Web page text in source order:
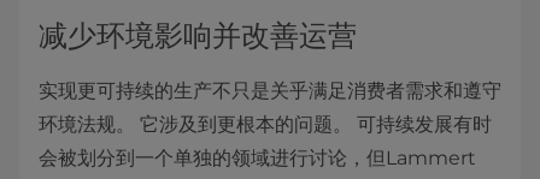
减少环境影响并改善运营
实现更可持续的生产不只是关乎满足消费者需求和遵守
环境法规。 它涉及到更根本的问题。 可持续发展有时
会被划分到一个单独的领域进行讨论，但Lammert